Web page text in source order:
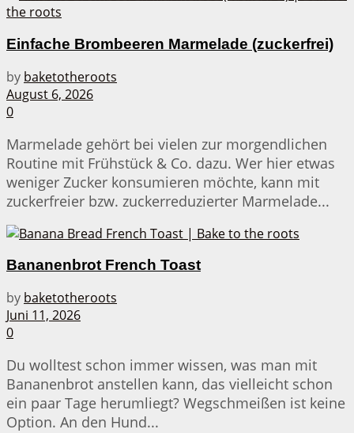
Einfache Brombeeren Marmelade (zuckerfrei)
by baketotheroots
August 6, 2026
0
Marmelade gehört bei vielen zur morgendlichen
Routine mit Frühstück & Co. dazu. Wer hier etwas
weniger Zucker konsumieren möchte, kann mit
zuckerfreier bzw. zuckerreduzierter Marmelade...
Bananenbrot French Toast
by baketotheroots
Juni 11, 2026
0
Du wolltest schon immer wissen, was man mit
Bananenbrot anstellen kann, das vielleicht schon
ein paar Tage herumliegt? Wegschmeißen ist keine
Option. An den Hund...